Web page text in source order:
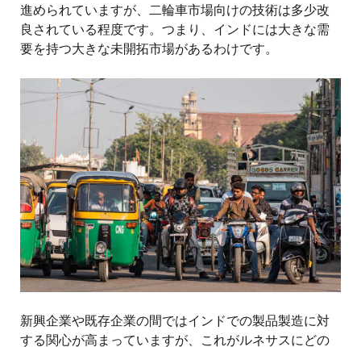
進められていますが、二輪車市場向けの技術は多少改
良されている程度です。つまり、インドには大きな需
要を持つ大きな未開拓市場があるわけです。
画
像
新興企業や既存企業の間ではインドでの製品製造に対
する関心が高まっていますが、これがルネサスにどの